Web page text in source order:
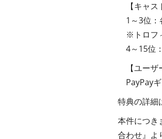
【キャス
1～3位：
※トロフ
4～15位
【ユーザ
PayPay
特典の詳細
本件につ
合わせ』よ